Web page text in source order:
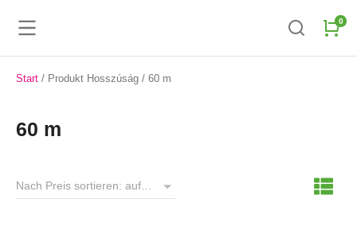
Start / Produkt Hosszúság / 60 m
60 m